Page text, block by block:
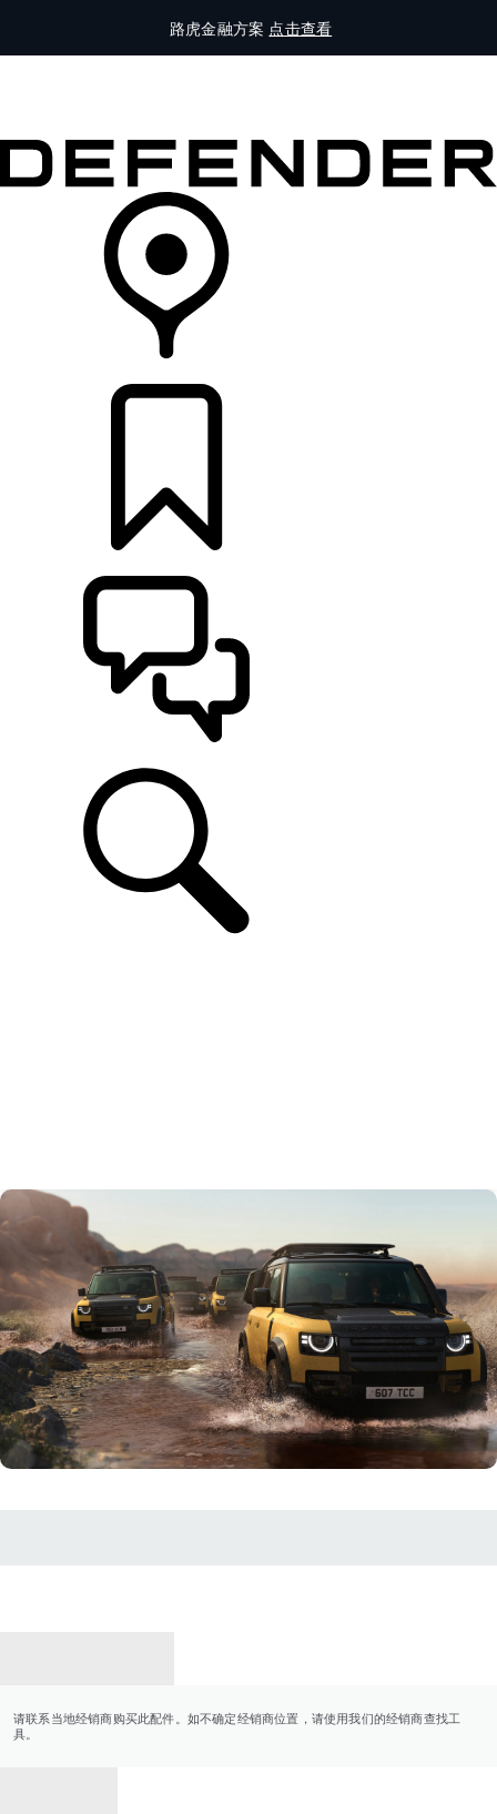
路虎金融方案 点击查看
请联系当地经销商购买此配件。如不确定经销商位置，请使用我们的经销商查找工
具。